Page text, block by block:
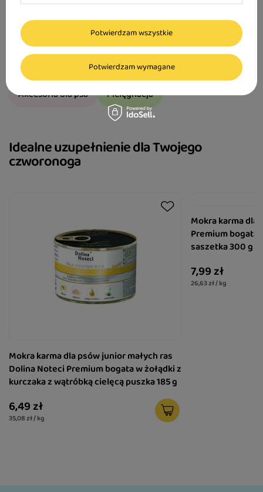
Sprawdź inne kategorie
Karma junior dla psa
Przysmaki dla psa
Akcesoria dla psa
Pielęgnacja
Idealne uzupełnienie dla Twojego
czworonoga
Mokra karma dla psów junior małych ras
Dolina Noteci Premium bogata w żołądki z
kurczaka z wątróbką cielęcą puszka 185 g
6,49 zł
35,08 zł / kg
Mokra karma
Premium bogata
saszetka 300 g
7,99 zł
26,63 zł / kg
Potwierdzam wymagane
Potwierdzam wszystkie